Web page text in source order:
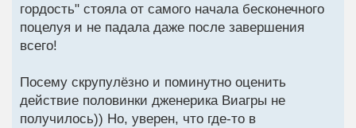
гордость" стояла от самого начала бесконечного
поцелуя и не падала даже после завершения
всего!
Посему скрупулёзно и поминутно оценить
действие половинки дженерика Виагры не
получилось)) Но, уверен, что где-то в